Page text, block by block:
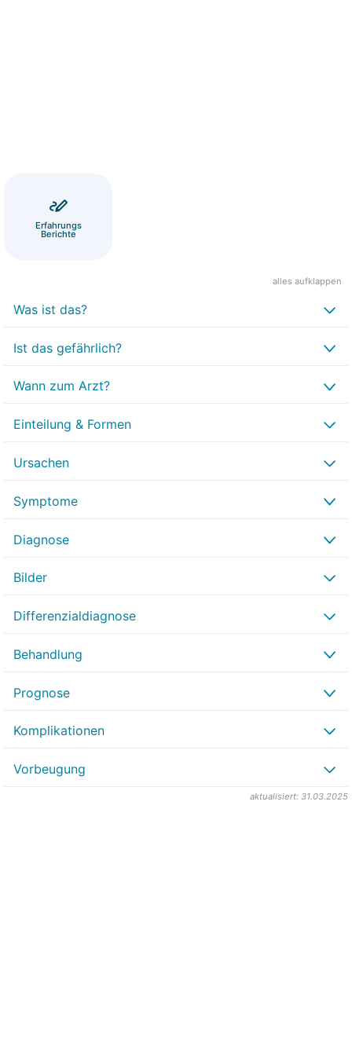
Erfahrungs
Berichte
alles aufklappen
Was ist das?
Ist das gefährlich?
Wann zum Arzt?
Einteilung & Formen
Ursachen
Symptome
Diagnose
Bilder
Differenzialdiagnose
Behandlung
Prognose
Komplikationen
Vorbeugung
aktualisiert: 31.03.2025